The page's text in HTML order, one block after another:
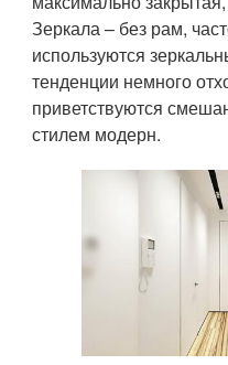
Зеркала – без рам,
используются
тенденции немного
приветствуются
стилем модерн.